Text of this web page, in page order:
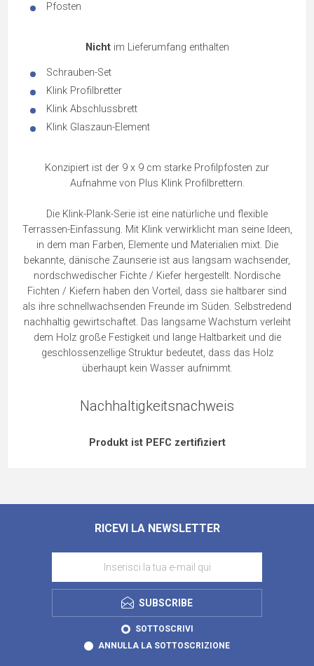
Pfosten
Nicht im Lieferumfang enthalten
Schrauben-Set
Klink Profilbretter
Klink Abschlussbrett
Klink Glaszaun-Element
Konzipiert ist der 9 x 9 cm starke Profilpfosten zur
Aufnahme von Plus Klink Profilbrettern.
Die Klink-Plank-Serie ist eine natürliche und flexible
Terrassen-Einfassung. Mit Klink verwirklicht man seine Ideen,
in dem man Farben, Elemente und Materialien mixt. Die
bekannte, dänische Zaunserie ist aus langsam wachsender,
nordschwedischer Fichte / Kiefer hergestellt. Nordische
Fichten / Kiefern haben den Vorteil, dass sie haltbarer sind
als ihre schnellwachsenden Freunde im Süden. Selbstredend
nachhaltig gewirtschaftet. Das langsame Wachstum verleiht
dem Holz große Festigkeit und lange Haltbarkeit und die
geschlossenzellige Struktur bedeutet, dass das Holz
überhaupt kein Wasser aufnimmt.
Nachhaltigkeitsnachweis
Produkt ist PEFC zertifiziert
RICEVI LA NEWSLETTER
SUBSCRIBE
SOTTOSCRIVI
ANNULLA LA SOTTOSCRIZIONE